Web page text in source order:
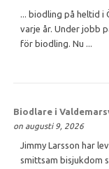
... biodling på heltid i
varje år. Under jobb
för biodling. Nu ...
Biodlare i
on augusti 9, 2026
Jimmy Larsson har
smittsam bisjukdom